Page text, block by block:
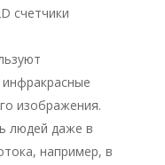
счетчики
изображения.
людей даже в
например, в